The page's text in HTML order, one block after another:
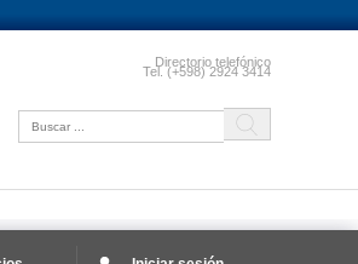
Directorio telefónico
Tel. (+598) 2924 3414